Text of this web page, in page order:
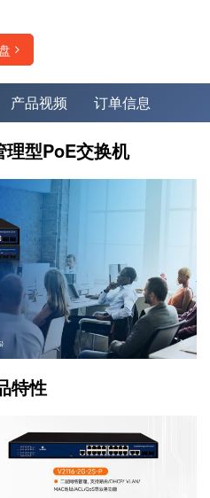
产品视频 订单信息
理型PoE交换机
特性